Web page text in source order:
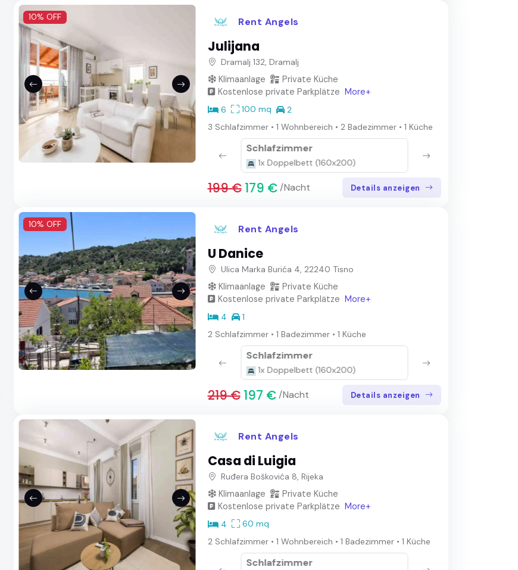
10% OFF Rent Angels
Julijana
Dramalj 132, Dramalj
Klimaanlage
Private Küche
Kostenlose private Parkplätze
More+
6
100 mq
2
3 Schlafzimmer • 1 Wohnbereich • 2 Badezimmer • 1 Küche
Badezimmer
Dusche
Schlafzimmer
1x Doppelbett (160x200)
199 €179 € /Nacht Details anzeigen
10% OFF Rent Angels
U Danice
Ulica Marka Burića 4, 22240 Tisno
Klimaanlage
Private Küche
Kostenlose private Parkplätze More+
4
1
2 Schlafzimmer • 1 Badezimmer • 1 Küche
Badezimmer
Dusche
Schlafzimmer
1x Doppelbett (160x200)
219 €197 € /Nacht Details anzeigen
Rent Angels
Casa di Luigia
Ruđera Boškovića 8, Rijeka
Klimaanlage
Private Küche
Kostenlose private Parkplätze More+
4
60 mq
2 Schlafzimmer • 1 Wohnbereich • 1 Badezimmer • 1 Küche
Badezimmer Schlafzimmer